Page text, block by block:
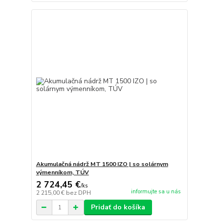
Akumulačná nádrž MT 1500 IZO | so solárnym
výmenníkom, TÚV
2 724,45 €/ks
2 215,00 € bez DPH informujte sa u nás
Pridať do košíka